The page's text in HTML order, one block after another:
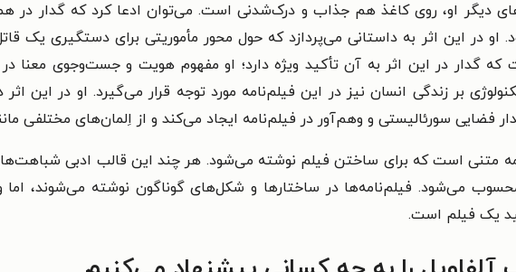
دیگر او، روی کاغذ هم جذاب و درک‌شدنی است. می‌توان ادعا کرد که گدار
او در این اثر به داستانی می‌پردازد که حول محور مأموریتی برای دستگیری یک
گدار در این اثر به آن تأکید ویژه دارد؛ او مفهوم هویت و جست‌وجوی معنا در
بر زندگی انسان نیز در این فیلم‌نامه مورد توجه قرار می‌گیرد. او در این
فضایی سورئالیستی و وهم‌آور در فیلم‌نامه ایجاد می‌کند و از اِلمان‌های مختلفی
متنی است که برای ساختن فیلم نوشته می‌شود. هر چند این قالب ادبی
می‌شود. فیلم‌نامه‌ها در ساختارها و شکل‌های گوناگون نوشته می‌شوند، اما
یک فیلم است.